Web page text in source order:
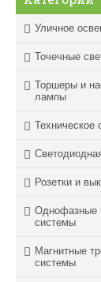
Уличное
Точечные
Торшеры и
лампы
Техническое
Розетки и
Однофазные
системы
Магнитные
системы